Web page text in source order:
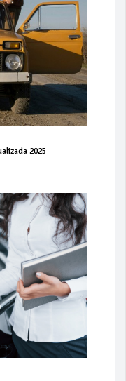
2025